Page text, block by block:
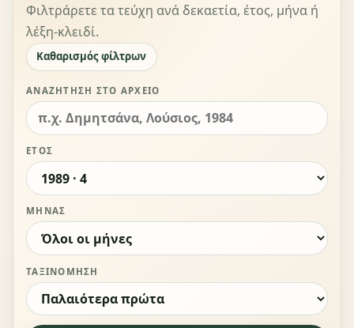
Φιλτράρετε τα τεύχη ανά δεκαετία, έτος, μήνα ή
λέξη-κλειδί.
Καθαρισμός φίλτρων
ΑΝΑΖΉΤΗΣΗ ΣΤΟ ΑΡΧΕΊΟ
ΈΤΟΣ
ΜΉΝΑΣ
ΤΑΞΙΝΌΜΗΣΗ